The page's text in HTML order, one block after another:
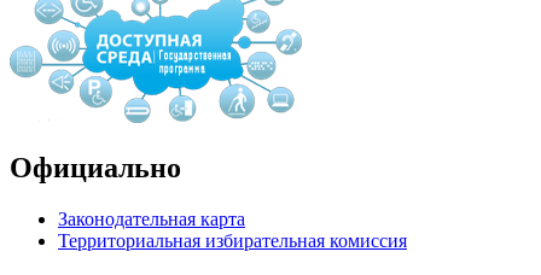
Официально
Законодательная карта
Территориальная избирательная комиссия